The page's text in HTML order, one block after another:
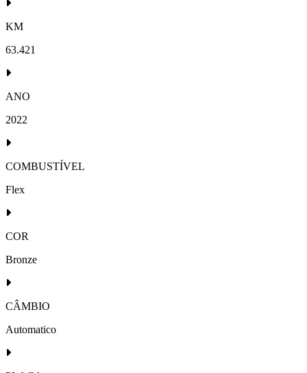
KM
63.421
ANO
2022
COMBUSTÍVEL
Flex
COR
Bronze
CÂMBIO
Automatico